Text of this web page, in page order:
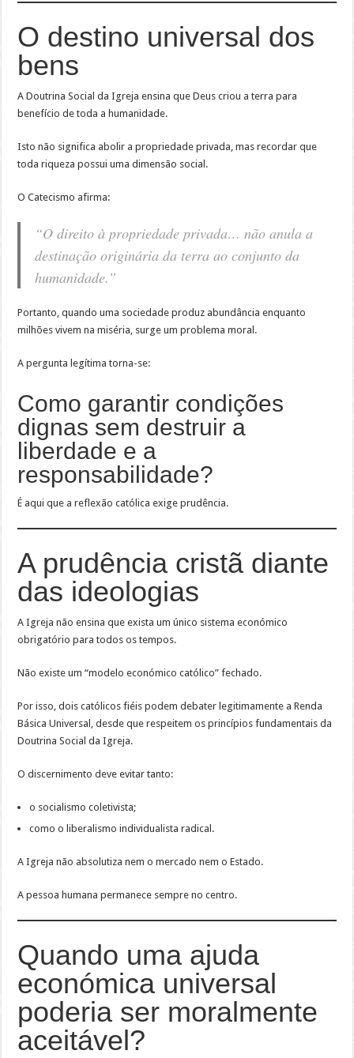
O destino universal dos
bens
A Doutrina Social da Igreja ensina que Deus criou a terra para
benefício de toda a humanidade.
Isto não significa abolir a propriedade privada, mas recordar que
toda riqueza possui uma dimensão social.
O Catecismo afirma:
“O direito à propriedade privada… não anula a
destinação originária da terra ao conjunto da
humanidade.”
Portanto, quando uma sociedade produz abundância enquanto
milhões vivem na miséria, surge um problema moral.
A pergunta legítima torna-se:
Como garantir condições
dignas sem destruir a
liberdade e a
responsabilidade?
É aqui que a reflexão católica exige prudência.
A prudência cristã diante
das ideologias
A Igreja não ensina que exista um único sistema económico
obrigatório para todos os tempos.
Não existe um “modelo económico católico” fechado.
Por isso, dois católicos fiéis podem debater legitimamente a Renda
Básica Universal, desde que respeitem os princípios fundamentais da
Doutrina Social da Igreja.
O discernimento deve evitar tanto:
o socialismo coletivista;
como o liberalismo individualista radical.
A Igreja não absolutiza nem o mercado nem o Estado.
A pessoa humana permanece sempre no centro.
Quando uma ajuda
económica universal
poderia ser moralmente
aceitável?